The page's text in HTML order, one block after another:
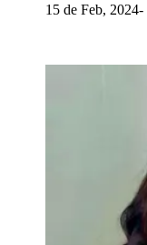
15 de Feb, 2024